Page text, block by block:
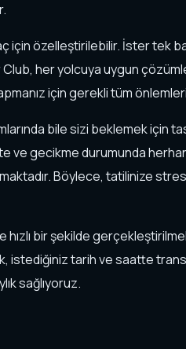
özelleştirilebilir. İster tek
her yolcuya uygun
için gerekli tüm
bile sizi beklemek için
ve gecikme durumunda
Böylece, tatilinize
bir şekilde
istediğiniz tarih ve saatte
sağlıyoruz.